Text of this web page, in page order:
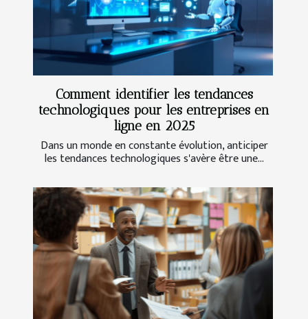
Comment identifier les tendances
technologiques pour les entreprises en
ligne en 2025
Dans un monde en constante évolution, anticiper
les tendances technologiques s'avère être une...